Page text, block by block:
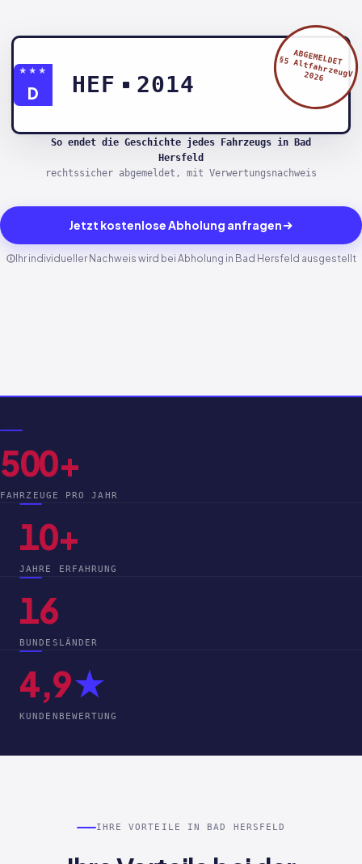
★★★
D HEF 2014
ABGEMELDET
§5 AltfahrzeugV
2026
So endet die Geschichte jedes Fahrzeugs in Bad
Hersfeld
rechtssicher abgemeldet, mit Verwertungsnachweis
Jetzt kostenlose Abholung anfragen
Ihr individueller Nachweis wird bei Abholung in Bad Hersfeld ausgestellt
500+
FAHRZEUGE PRO JAHR
10+
JAHRE ERFAHRUNG
16
BUNDESLÄNDER
4,9★
KUNDENBEWERTUNG
IHRE VORTEILE IN BAD HERSFELD